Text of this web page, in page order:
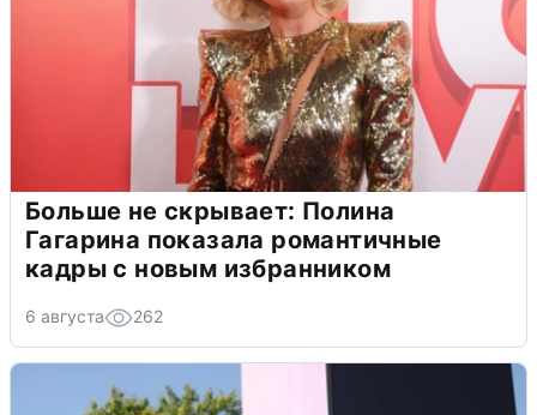
Больше не скрывает: Полина
Гагарина показала романтичные
кадры с новым избранником
6 августа 262